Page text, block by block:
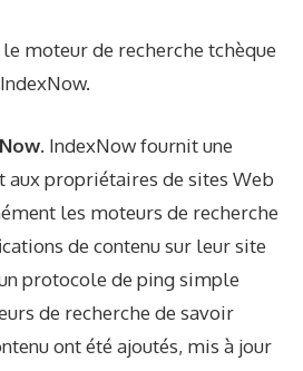
moteur de recherche tchèque
. IndexNow fournit une
aux propriétaires de sites Web
les moteurs de recherche
de contenu sur leur site
protocole de ping simple
de recherche de savoir
ont été ajoutés, mis à jour